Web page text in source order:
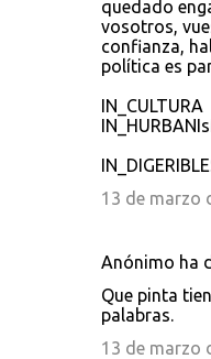
quedado
vosotros,
confianza,
política es
IN_CULTURA
13 de marzo
Anónimo ha
Que pinta
palabras.
13 de marzo